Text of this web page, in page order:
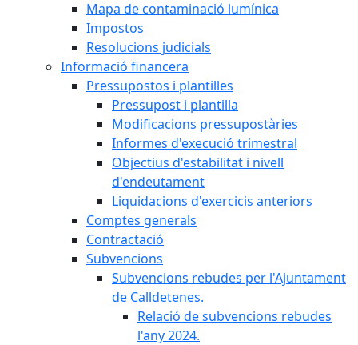
Mapa de contaminació lumínica
Impostos
Resolucions judicials
Informació financera
Pressupostos i plantilles
Pressupost i plantilla
Modificacions pressupostàries
Informes d'execució trimestral
Objectius d'estabilitat i nivell
d'endeutament
Liquidacions d'exercicis anteriors
Comptes generals
Contractació
Subvencions
Subvencions rebudes per l'Ajuntament
de Calldetenes.
Relació de subvencions rebudes
l'any 2024.